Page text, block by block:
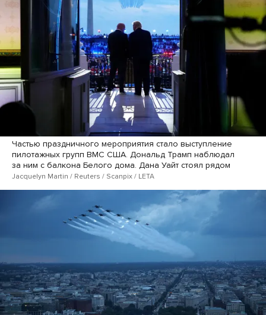
Частью праздничного мероприятия стало выступление
пилотажных групп ВМС США. Дональд Трамп наблюдал
за ним с балкона Белого дома. Дана Уайт стоял рядом
Jacquelyn Martin / Reuters / Scanpix / LETA